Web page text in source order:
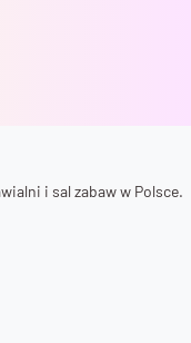
i sal zabaw w Polsce.